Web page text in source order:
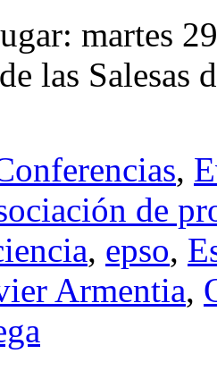
martes
las
,
de
, epso,
Armentia,